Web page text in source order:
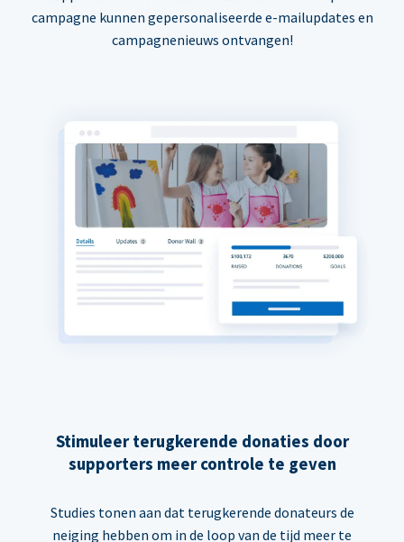
campagne kunnen gepersonaliseerde e-mailupdates en
campagnenieuws ontvangen!
Stimuleer terugkerende donaties door
supporters meer controle te geven
Studies tonen aan dat terugkerende donateurs de
neiging hebben om in de loop van de tijd meer te